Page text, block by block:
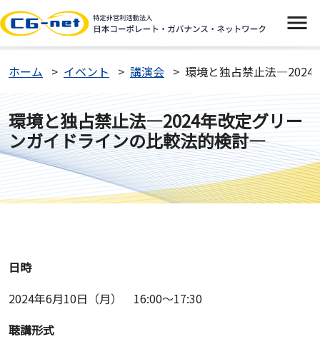
イベント
ニュース
CGネットについて
よくあるご質問
ホーム イベント 講演会 環境と独占禁止法—2024
環境と独占禁止法—2024年改定グリー
ンガイドラインの比較法的検討—
日時
2024年6月10日（月） 16:00～17:30
聴講形式